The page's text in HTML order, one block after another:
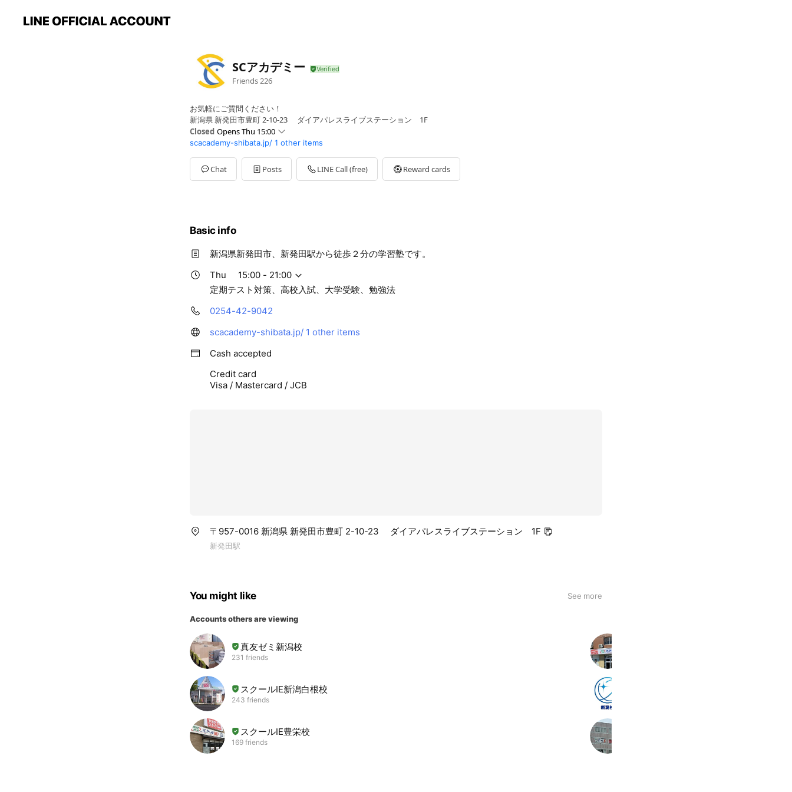
SCアカデミー
Friends 226
お気軽にご質問ください！
新潟県 新発田市豊町 2-10-23 ダイアパレスライブステーション 1F
Closed Opens Thu 15:00
SunClosed
Mon15:00 - 21:00
Tue15:00 - 21:00
Wed15:00 - 21:00
scacademy-shibata.jp/ 1 other items
Chat Posts LINE Call (free) Reward cards
Basic info
新潟県新発田市、新発田駅から徒歩２分の学習塾です。
Thu
15:00 - 21:00
定期テスト対策、高校入試、大学受験、勉強法
0254-42-9042
scacademy-shibata.jp/ 1 other items
Cash accepted
Credit card
Visa / Mastercard / JCB
〒957-0016 新潟県 新発田市豊町 2-10-23 ダイアパレスライブステーション 1F
新発田駅
You might like See more
Accounts others are viewing
真友ゼミ新潟校
231 friends
スクールIE新潟白根校
243 friends
スクールIE豊栄校
169 friends